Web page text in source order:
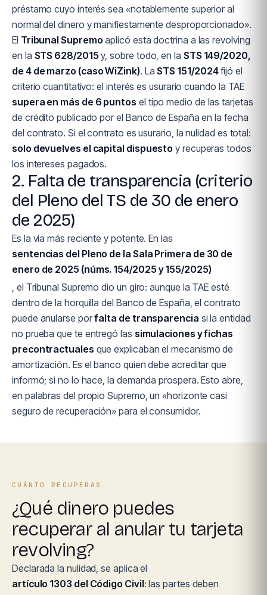
préstamo cuyo interés sea «notablemente superior al
normal del dinero y manifiestamente desproporcionado».
El Tribunal Supremo aplicó esta doctrina a las revolving
en la STS 628/2015 y, sobre todo, en la STS 149/2020,
de 4 de marzo (caso WiZink). LaSTS 151/2024fijó el
criterio cuantitativo: el interés es usurario cuando la TAE
supera en más de 6 puntos el tipo medio de las tarjetas
de crédito publicado por el Banco de España en la fecha
del contrato. Si el contrato es usurario, la nulidad es total:
solo devuelves el capital dispuesto y recuperas todos
los intereses pagados.
2. Falta de transparencia (criterio
del Pleno del TS de 30 de enero
de 2025)
Es la vía más reciente y potente. En las
sentencias del Pleno de la Sala Primera de 30 de
enero de 2025 (núms. 154/2025 y 155/2025)
, el Tribunal Supremo dio un giro: aunque la TAE esté
dentro de la horquilla del Banco de España, el contrato
puede anularse porfalta de transparencia si la entidad
no prueba que te entregó las simulaciones y fichas
precontractuales que explicaban el mecanismo de
amortización. Es el banco quien debe acreditar que
informó; si no lo hace, la demanda prospera. Esto abre,
en palabras del propio Supremo, un «horizonte casi
seguro de recuperación» para el consumidor.
CUÁNTO RECUPERAS
¿Qué dinero puedes
recuperar al anular tu tarjeta
revolving?
Declarada la nulidad, se aplica el
artículo 1303 del Código Civil: las partes deben